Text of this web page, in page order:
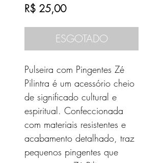
R$ 25,00Preço
ESGOTADO
Pulseira com Pingentes Zé
Pilintra é um acessório cheio
de significado cultural e
espiritual. Confeccionada
com materiais resistentes e
acabamento detalhado, traz
pequenos pingentes que